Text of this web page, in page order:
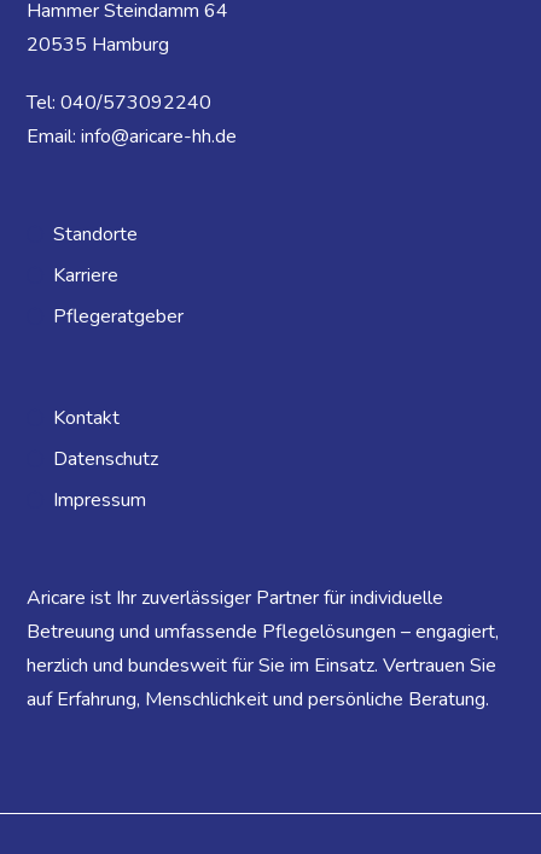
Hammer Steindamm 64
20535 Hamburg
Tel: 040/573092240
Email: info@aricare-hh.de
Standorte
Karriere
Pflegeratgeber
Kontakt
Datenschutz
Impressum
Aricare ist Ihr zuverlässiger Partner für individuelle
Betreuung und umfassende Pflegelösungen – engagiert,
herzlich und bundesweit für Sie im Einsatz. Vertrauen Sie
auf Erfahrung, Menschlichkeit und persönliche Beratung.